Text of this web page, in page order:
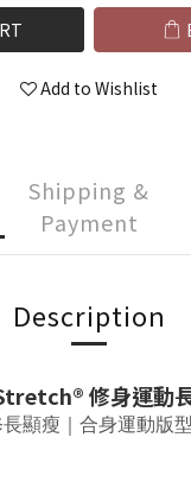
Add to Wishlist
Shipping &
Payment
Description
修身運動
顯瘦｜合身運動版